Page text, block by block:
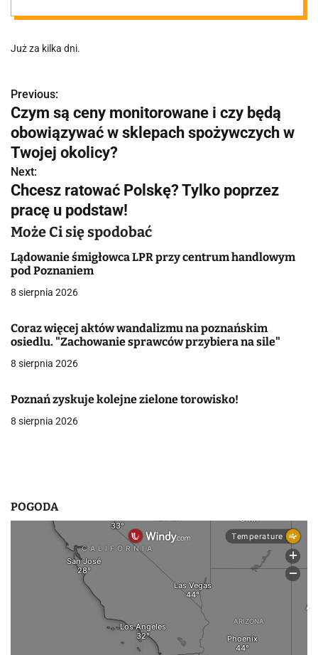
budynków w
Poznaniu
rozbłyśnie na
niebiesko
Już za kilka dni.
N
a
w
i
g
a
c
j
w
p
i
s
Previous:
Czym są ceny monitorowane i czy będą
obowiązywać w sklepach spożywczych w
Twojej okolicy?
Next:
Chcesz ratować Polskę? Tylko poprzez
pracę u podstaw!
Może Ci się spodobać
Lądowanie śmigłowca LPR przy centrum handlowym
pod Poznaniem
8 sierpnia 2026
Coraz więcej aktów wandalizmu na poznańskim
osiedlu. "Zachowanie sprawców przybiera na sile"
8 sierpnia 2026
Poznań zyskuje kolejne zielone torowisko!
8 sierpnia 2026
POGODA